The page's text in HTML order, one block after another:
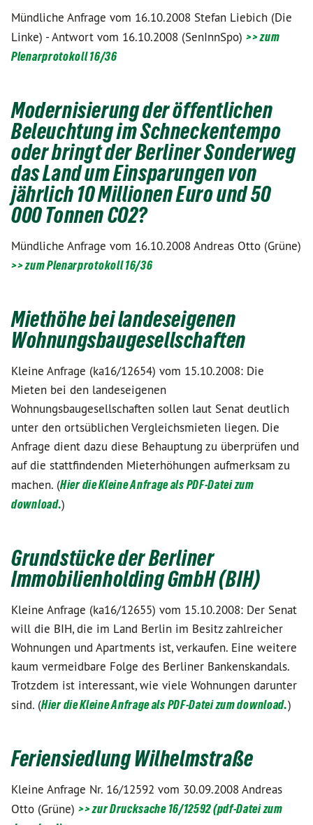
Mündliche Anfrage vom 16.10.2008 Stefan Liebich (Die
Linke) - Antwort vom 16.10.2008 (SenInnSpo) >> zum
Plenarprotokoll 16/36
Modernisierung der öffentlichen
Beleuchtung im Schneckentempo
oder bringt der Berliner Sonderweg
das Land um Einsparungen von
jährlich 10 Millionen Euro und 50
000 Tonnen CO2?
Mündliche Anfrage vom 16.10.2008 Andreas Otto (Grüne)
>> zum Plenarprotokoll 16/36
Miethöhe bei landeseigenen
Wohnungsbaugesellschaften
Kleine Anfrage (ka16/12654) vom 15.10.2008: Die
Mieten bei den landeseigenen
Wohnungsbaugesellschaften sollen laut Senat deutlich
unter den ortsüblichen Vergleichsmieten liegen. Die
Anfrage dient dazu diese Behauptung zu überprüfen und
auf die stattfindenden Mieterhöhungen aufmerksam zu
machen. (Hier die Kleine Anfrage als PDF-Datei zum
download.)
Grundstücke der Berliner
Immobilienholding GmbH (BIH)
Kleine Anfrage (ka16/12655) vom 15.10.2008: Der Senat
will die BIH, die im Land Berlin im Besitz zahlreicher
Wohnungen und Apartments ist, verkaufen. Eine weitere
kaum vermeidbare Folge des Berliner Bankenskandals.
Trotzdem ist interessant, wie viele Wohnungen darunter
sind. (Hier die Kleine Anfrage als PDF-Datei zum download.)
Feriensiedlung Wilhelmstraße
Kleine Anfrage Nr. 16/12592 vom 30.09.2008 Andreas
Otto (Grüne) >> zur Drucksache 16/12592 (pdf-Datei zum